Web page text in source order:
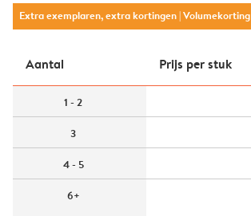
Extra exemplaren, extra kortingen| Volumekorting
Aantal Prijs per stuk
1 - 2
3
4 - 5
6+